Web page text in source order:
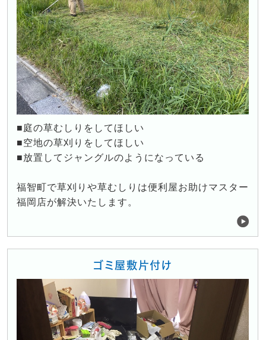
■庭の草むしりをしてほしい
■空地の草刈りをしてほしい
■放置してジャングルのようになっている
福智町で草刈りや草むしりは便利屋お助けマスター
福岡店が解決いたします。
ゴミ屋敷片付け